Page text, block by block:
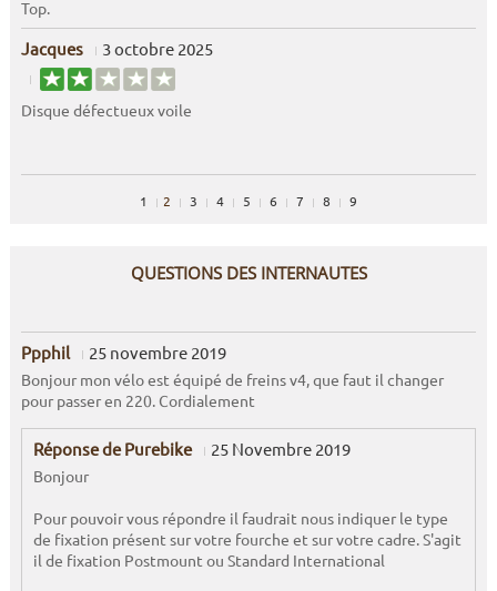
Top.
Jacques 3 octobre 2025
Disque défectueux voile
1 2 3 4 5 6 7 8 9
QUESTIONS DES INTERNAUTES
Ppphil 25 novembre 2019
Bonjour mon vélo est équipé de freins v4, que faut il changer
pour passer en 220. Cordialement
Réponse de Purebike 25 Novembre 2019
Bonjour
Pour pouvoir vous répondre il faudrait nous indiquer le type
de fixation présent sur votre fourche et sur votre cadre. S'agit
il de fixation Postmount ou Standard International